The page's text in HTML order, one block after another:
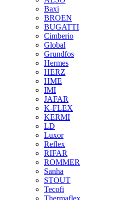
Baxi
BROEN
BUGATTI
Cimberio
Global
Grundfos
Hermes
HERZ
HME
IMI
JAFAR
K-FLEX
KERMI
LD
Luxor
Reflex
RIFAR
ROMMER
Sanha
STOUT
Tecofi
Thermaflex